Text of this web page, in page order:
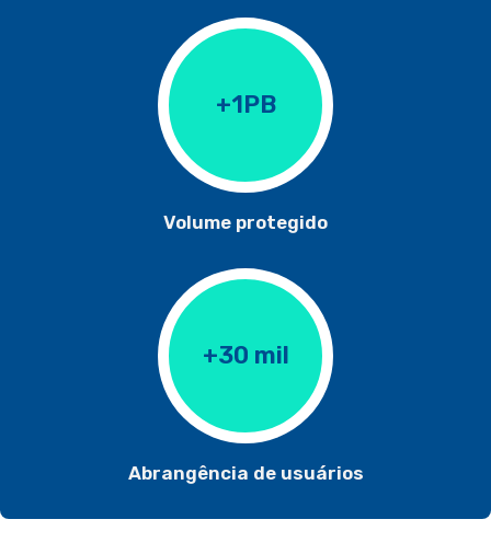
+1PB
Volume protegido
+30 mil
Abrangência de usuários